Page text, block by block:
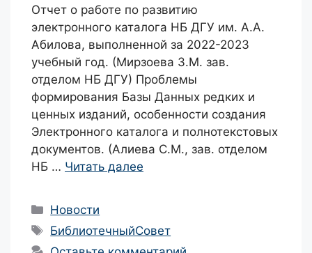
Отчет о работе по развитию
электронного каталога НБ ДГУ им. А.А.
Абилова, выполненной за 2022-2023
учебный год. (Мирзоева З.М. зав.
отделом НБ ДГУ) Проблемы
формирования Базы Данных редких и
ценных изданий, особенности создания
Электронного каталога и полнотекстовых
документов. (Алиева С.М., зав. отделом
НБ … Читать далее
Рубрики
Новости
Метки
БиблиотечныйСовет